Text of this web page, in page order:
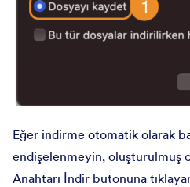
Eğer indirme otomatik olarak
endişelenmeyin, oluşturulmuş
Anahtarı İndir butonuna